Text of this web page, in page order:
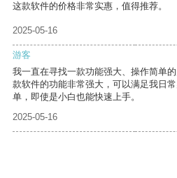
这款软件的价格非常实惠，值得推荐。
2025-05-16
游客
我一直在寻找一款功能强大、操作简单
款软件的功能非常强大，可以满足我日
单，即使是小白也能快速上手。
2025-05-16